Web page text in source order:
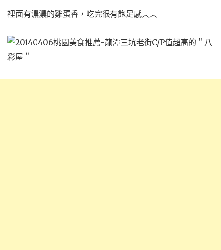
裡面有濃濃的雞蛋香，吃完很有飽足感︿︿